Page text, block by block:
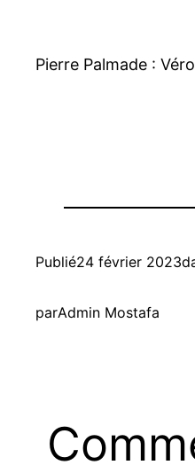
Pierre Palmade :
Publié24 février 2023
parAdmin Mostafa